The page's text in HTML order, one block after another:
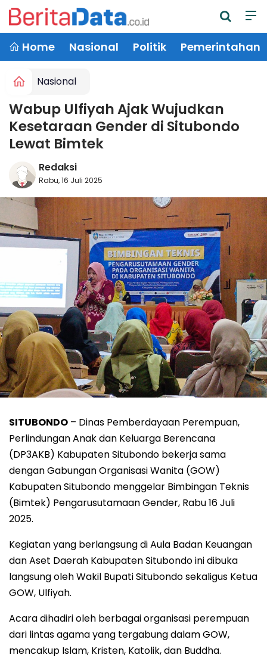
Home Nasional Politik Pemerintahan
Nasional
Wabup Ulfiyah Ajak Wujudkan
Kesetaraan Gender di Situbondo
Lewat Bimtek
Redaksi
Rabu, 16 Juli 2025
SITUBONDO – Dinas Pemberdayaan Perempuan,
Perlindungan Anak dan Keluarga Berencana
(DP3AKB) Kabupaten Situbondo bekerja sama
dengan Gabungan Organisasi Wanita (GOW)
Kabupaten Situbondo menggelar Bimbingan Teknis
(Bimtek) Pengarusutamaan Gender, Rabu 16 Juli
2025.
Kegiatan yang berlangsung di Aula Badan Keuangan
dan Aset Daerah Kabupaten Situbondo ini dibuka
langsung oleh Wakil Bupati Situbondo sekaligus Ketua
GOW, Ulfiyah.
Acara dihadiri oleh berbagai organisasi perempuan
dari lintas agama yang tergabung dalam GOW,
mencakup Islam, Kristen, Katolik, dan Buddha.